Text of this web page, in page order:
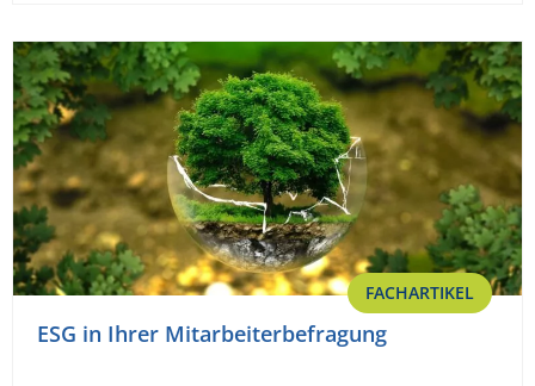
FACHARTIKEL
ESG in Ihrer Mitarbeiterbefragung